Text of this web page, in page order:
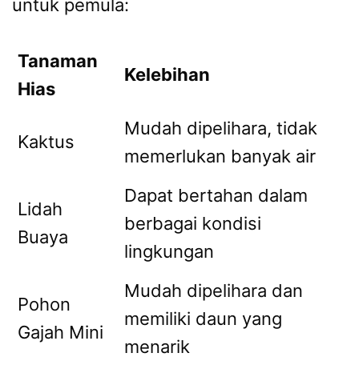
untuk pemula:
Tanaman
Hias
Kelebihan
Kaktus
Mudah dipelihara, tidak
memerlukan banyak air
Lidah
Buaya
Dapat bertahan dalam
berbagai kondisi
lingkungan
Pohon
Gajah Mini
Mudah dipelihara dan
memiliki daun yang
menarik